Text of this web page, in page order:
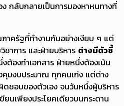
กลับกลายเป็นการมองหาหนทางที่
าครัฐที่ทำงานกันอย่างเงียบ ๆ แต่
ชาการ และฝ่ายบริหาร ต่างมีตัวชี้
ต้องทำเอกสาร ฝ่ายหนึ่งต้องเน้น
มงบประมาณ ทุกคนเก่ง แต่ต่าง
ชอบของตัวเอง จนวันหนึ่งผู้บริหาร
ยนเพียงประโยคเดียวบนกระดาน